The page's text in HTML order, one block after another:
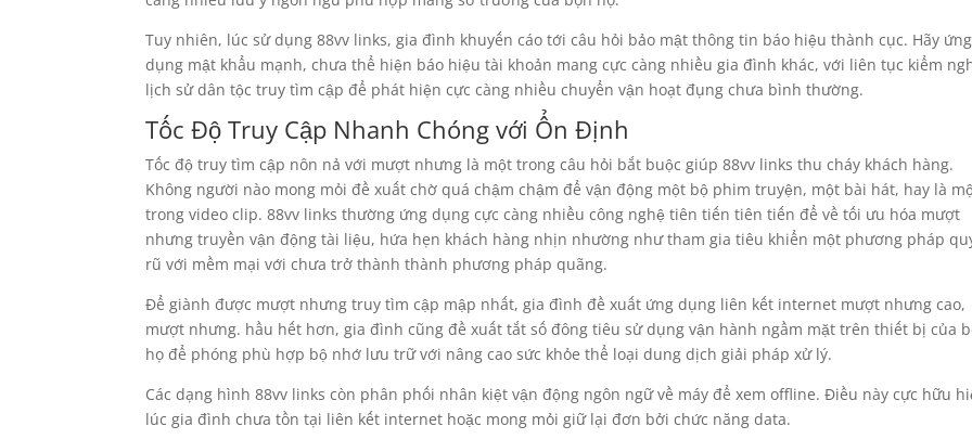
Tuy nhiên, lúc sử dụng 88vv links, gia đình khuyến cáo tới câu hỏi bảo mật thông tin báo hiệu thành cục. Hãy ứng
dụng mật khẩu mạnh, chưa thể hiện báo hiệu tài khoản mang cực càng nhiều gia đình khác, với liên tục kiểm
lịch sử dân tộc truy tìm cập để phát hiện cực càng nhiều chuyển vận hoạt đụng chưa bình thường.
Tốc Độ Truy Cập Nhanh Chóng với Ổn Định
Tốc độ truy tìm cập nôn nả với mượt nhưng là một trong câu hỏi bắt buộc giúp 88vv links thu cháy khách hàng.
Không người nào mong mỏi đề xuất chờ quá chậm chậm để vận động một bộ phim truyện, một bài hát, hay là
trong video clip. 88vv links thường ứng dụng cực càng nhiều công nghệ tiên tiến tiên tiến để về tối ưu hóa mượt
nhưng truyền vận động tài liệu, hứa hẹn khách hàng nhịn nhường như tham gia tiêu khiển một phương pháp
rũ với mềm mại với chưa trở thành thành phương pháp quãng.
Để giành được mượt nhưng truy tìm cập mập nhất, gia đình đề xuất ứng dụng liên kết internet mượt nhưng cao,
mượt nhưng. hầu hết hơn, gia đình cũng đề xuất tắt số đông tiêu sử dụng vận hành ngầm mặt trên thiết bị của
họ để phóng phù hợp bộ nhớ lưu trữ với nâng cao sức khỏe thể loại dung dịch giải pháp xử lý.
Các dạng hình 88vv links còn phân phối nhân kiệt vận động ngôn ngữ về máy để xem offline. Điều này cực hữu
lúc gia đình chưa tồn tại liên kết internet hoặc mong mỏi giữ lại đơn bởi chức năng data.